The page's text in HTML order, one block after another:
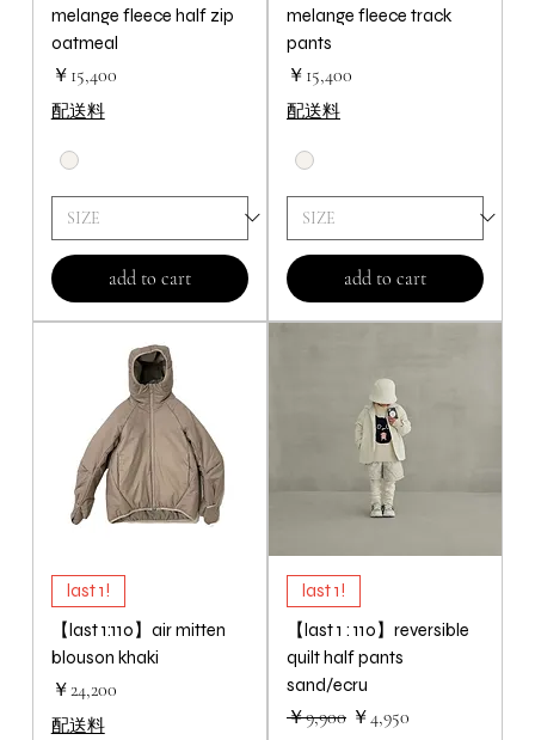
melange fleece half zip
oatmeal
価格
￥15,400
配送料
add to cart
melange fleece track
pants
価格
￥15,400
配送料
add to cart
last 1!
【last 1:110】air mitten
blouson khaki
価格
￥24,200
配送料
last 1!
【last 1 : 110】reversible
quilt half pants
sand/ecru
通常価格
￥9,900 セール価格
￥4,950